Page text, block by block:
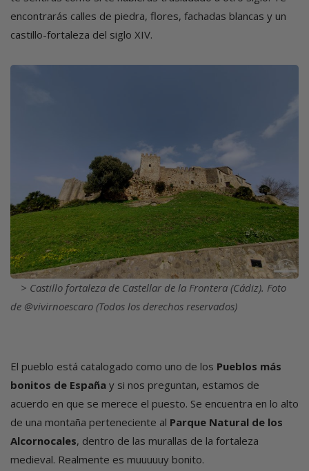
encontrarás calles de piedra, flores, fachadas blancas y un
castillo-fortaleza del siglo XIV.
Castillo fortaleza de Castellar de la Frontera (Cádiz). Foto
de @vivirnoescaro (Todos los derechos reservados)
El pueblo está catalogado como uno de los Pueblos más
bonitos de España y si nos preguntan, estamos de
acuerdo en que se merece el puesto. Se encuentra en lo alto
de una montaña perteneciente al Parque Natural de los
Alcornocales, dentro de las murallas de la fortaleza
medieval. Realmente es muuuuuy bonito.